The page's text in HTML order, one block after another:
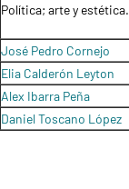
Política; arte y estética.
José Pedro Cornejo
Elia Calderón Leyton
Alex Ibarra Peña
Daniel Toscano López